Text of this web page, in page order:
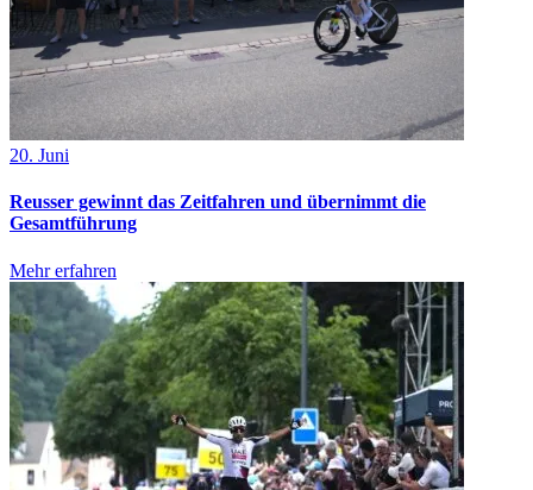
20. Juni
Reusser gewinnt das Zeitfahren und übernimmt die
Gesamtführung
Mehr erfahren